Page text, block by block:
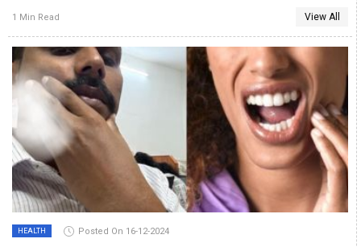
1 Min Read View All
HEALTH Posted On 16-12-2024